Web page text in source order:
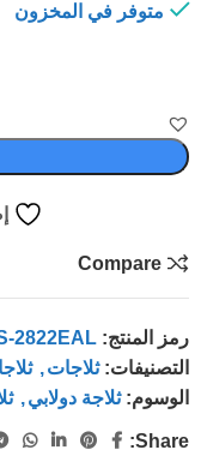
متوفر في المخزون
Compare
رمز المنتج: 2822EAL
التصنيفات: ثلاجات,
الوسوم: ثلاجة دولابي,
Share: